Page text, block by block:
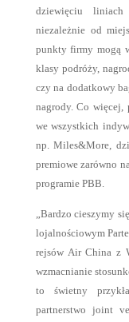
dziewięciu
niezależnie od
punkty firmy mogą
klasy podróży,
czy na dodatkowy
nagrody. Co więcej,
we wszystkich
np. Miles&More,
premiowe zarówno
programie PBB.
„Bardzo cieszymy
lojalnościowym
rejsów Air China z
wzmacnianie
to świetny
partnerstwo joint